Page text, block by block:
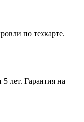
по техкарте.
лет. Гарантия на